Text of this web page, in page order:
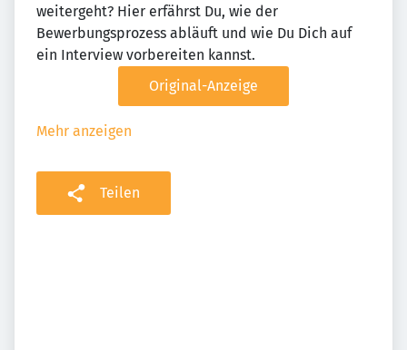
weitergeht? Hier erfährst Du, wie der
Bewerbungsprozess abläuft und wie Du Dich auf
ein Interview vorbereiten kannst.
Original-Anzeige
Mehr anzeigen
Teilen